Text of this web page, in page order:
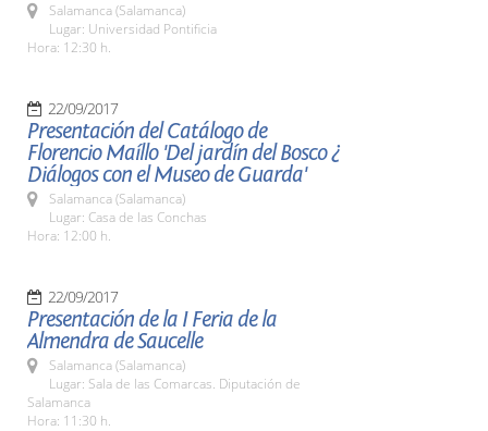
Salamanca (Salamanca)
Lugar: Universidad Pontificia
Hora: 12:30 h.
22/09/2017
Presentación del Catálogo de
Florencio Maíllo 'Del jardín del Bosco ¿
Diálogos con el Museo de Guarda'
Salamanca (Salamanca)
Lugar: Casa de las Conchas
Hora: 12:00 h.
22/09/2017
Presentación de la I Feria de la
Almendra de Saucelle
Salamanca (Salamanca)
Lugar: Sala de las Comarcas. Diputación de
Salamanca
Hora: 11:30 h.